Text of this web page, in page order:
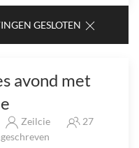
GESLOTEN
avond met
Zeilcie
27